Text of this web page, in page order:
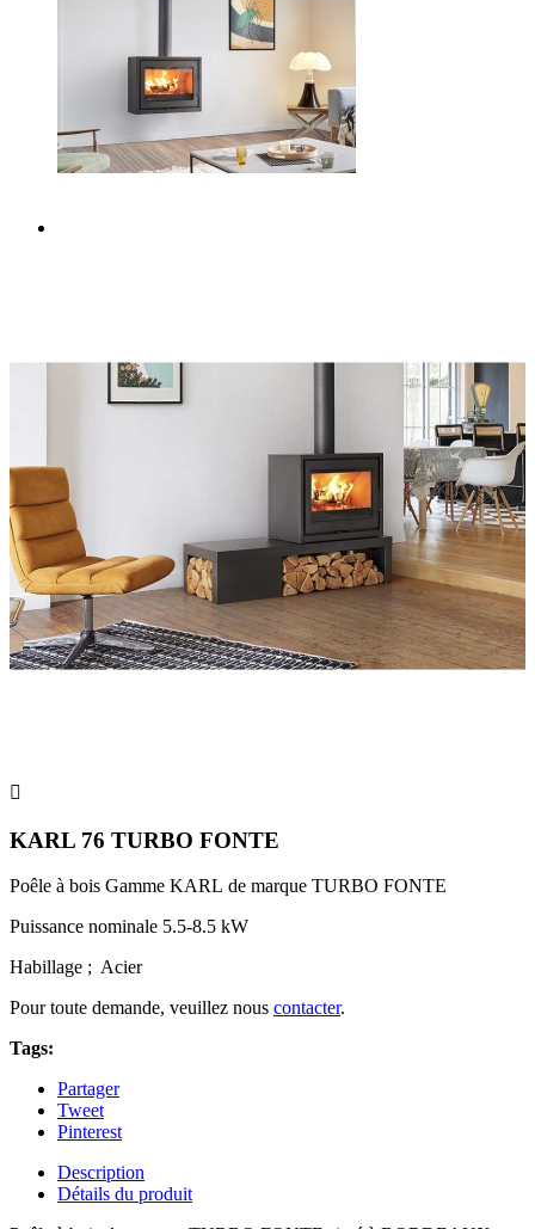

KARL 76 TURBO FONTE
Poêle à bois Gamme KARL de marque TURBO FONTE
Puissance nominale 5.5-8.5 kW
Habillage ; Acier
Pour toute demande, veuillez nous contacter.
Tags:
Partager
Tweet
Pinterest
Description
Détails du produit